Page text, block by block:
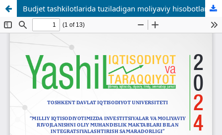
Budjet tashkilotlarida tuziladigan moliyaviy hisobotlarning axborot imkoniyatlarini kengaytirishning amaliy jihatlari